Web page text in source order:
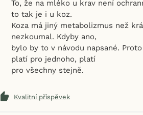
To, že na mléko u krav není
to tak je i u koz.
Koza má jiný metabolizmus než
nezkoumal. Kdyby ano,
bylo by to v návodu napsané.
platí pro jednoho, platí
pro všechny stejně.
Kvalitní příspěvek